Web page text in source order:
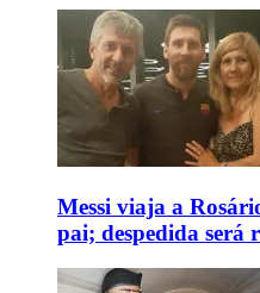
Messi viaja a
pai; despedida será